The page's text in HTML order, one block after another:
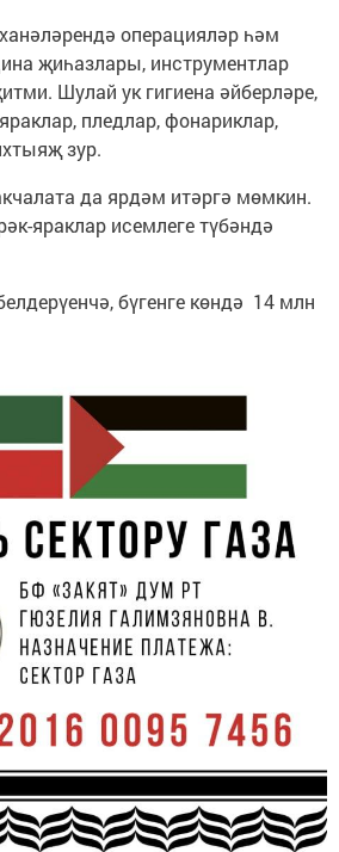
операцияләр һәм
җиһазлары, инструментлар
Шулай ук гигиена әйберләре,
пледлар, фонариклар,
зур.
да ярдәм итәргә мөмкин.
яраклар исемлеге түбәндә
бүгенге көндә 14 млн